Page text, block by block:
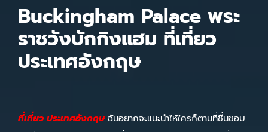
Buckingham Palace พระ
ราชวังบักกิงแฮม ที่เที่ยว
ประเทศอังกฤษ
ที่เที่ยว ประเทศอังกฤษฉันอยากจะแนะนำให้ใครก็ตามที่ชื่นชอบ